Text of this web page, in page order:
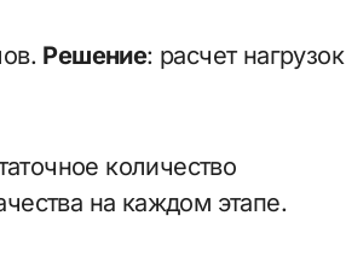
Решение: расчет нагрузок
количество
на каждом этапе.